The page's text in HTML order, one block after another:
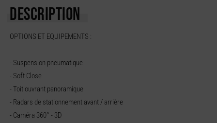
DESCRIPTION
OPTIONS ET EQUIPEMENTS :
- Suspension pneumatique
- Soft Close
- Toit ouvrant panoramique
- Radars de stationnement avant / arrière
- Caméra 360° - 3D